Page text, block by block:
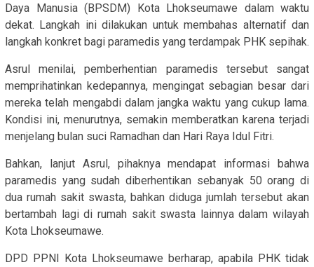
Daya Manusia (BPSDM) Kota Lhokseumawe dalam waktu
dekat. Langkah ini dilakukan untuk membahas alternatif dan
langkah konkret bagi paramedis yang terdampak PHK sepihak.
Asrul menilai, pemberhentian paramedis tersebut sangat
memprihatinkan kedepannya, mengingat sebagian besar dari
mereka telah mengabdi dalam jangka waktu yang cukup lama.
Kondisi ini, menurutnya, semakin memberatkan karena terjadi
menjelang bulan suci Ramadhan dan Hari Raya Idul Fitri.
Bahkan, lanjut Asrul, pihaknya mendapat informasi bahwa
paramedis yang sudah diberhentikan sebanyak 50 orang di
dua rumah sakit swasta, bahkan diduga jumlah tersebut akan
bertambah lagi di rumah sakit swasta lainnya dalam wilayah
Kota Lhokseumawe.
DPD PPNI Kota Lhokseumawe berharap, apabila PHK tidak